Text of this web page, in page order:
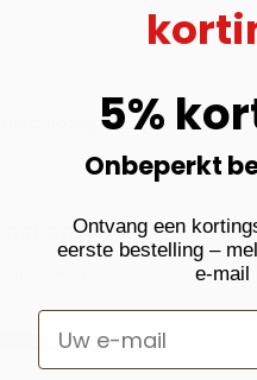
proefperiode
1
0
5%
Onbeperkt
Ontvang een
eerste bestelling –
e-mail